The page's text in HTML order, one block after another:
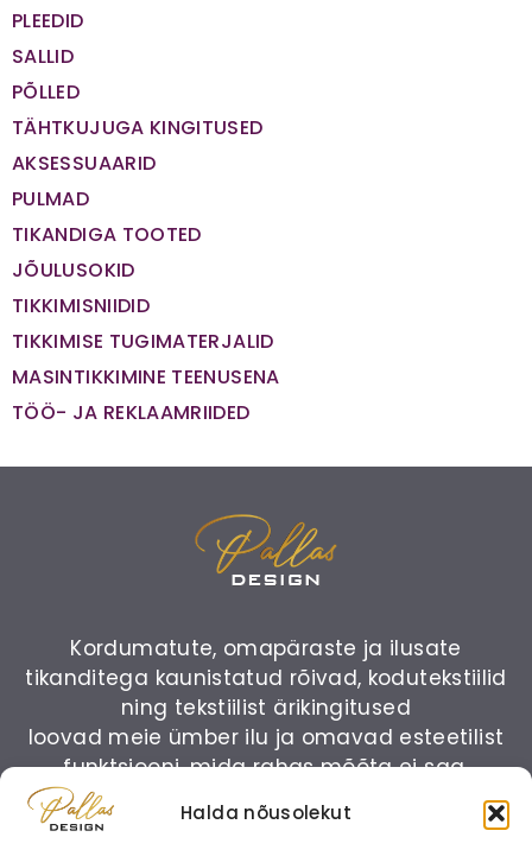
Halda nõusolekut
PLEEDID
SALLID
PÕLLED
TÄHTKUJUGA KINGITUSED
AKSESSUAARID
PULMAD
TIKANDIGA TOOTED
JÕULUSOKID
TIKKIMISNIIDID
TIKKIMISE TUGIMATERJALID
MASINTIKKIMINE TEENUSENA
TÖÖ- JA REKLAAMRIIDED
Kordumatute, omapäraste ja ilusate
tikanditega kaunistatud rõivad, kodutekstiilid
ning tekstiilist ärikingitused
loovad meie ümber ilu ja omavad esteetilist
funktsiooni, mida rahas mõõta ei saa.
Küsi ainulaadset pakkumist: (+372) 50 34